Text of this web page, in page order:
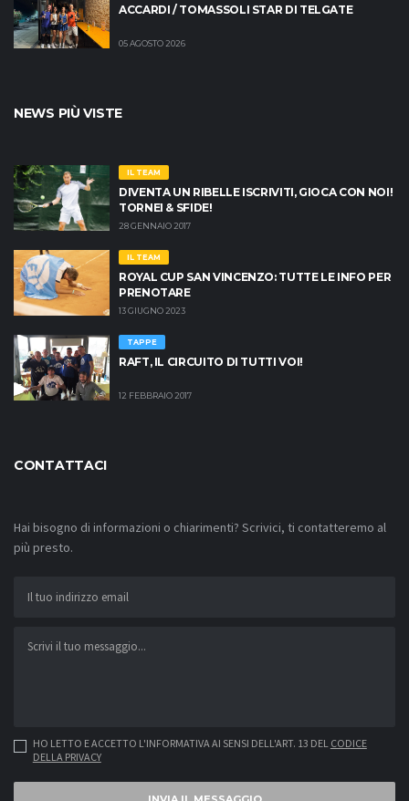
ACCARDI / TOMASSOLI STAR DI TELGATE
05 AGOSTO 2026
NEWS PIÙ VISTE
IL TEAM
DIVENTA UN RIBELLE ISCRIVITI, GIOCA CON NOI!
TORNEI & SFIDE!
28 GENNAIO 2017
IL TEAM
ROYAL CUP SAN VINCENZO: TUTTE LE INFO PER
PRENOTARE
13 GIUGNO 2023
TAPPE
RAFT, IL CIRCUITO DI TUTTI VOI!
12 FEBBRAIO 2017
CONTATTACI
Hai bisogno di informazioni o chiarimenti? Scrivici, ti contatteremo al
più presto.
HO LETTO E ACCETTO L'INFORMATIVA AI SENSI DELL'ART. 13 DEL CODICE
DELLA PRIVACY